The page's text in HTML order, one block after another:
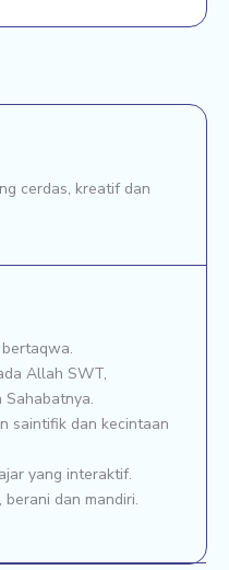
cerdas, kreatif dan
Allah SWT,
Sahabatnya.
saintifik dan kecintaan
yang interaktif.
dan mandiri.